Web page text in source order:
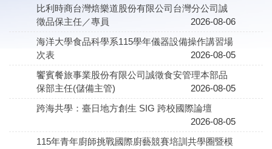
比利時商台灣焙樂道股份有限公司台灣分公司誠
徵品保主任／專員
2026-08-06
海洋大學食品科學系115學年儀器設備操作講習場
次表
2026-08-05
饗賓餐旅事業股份有限公司誠徵食安管理本部品
保部主任(儲備主管)
2026-08-05
跨海共學：臺日地方創生 SIG 跨校國際論壇
2026-08-05
115年青年廚師挑戰國際廚藝競賽培訓共學圈暨模